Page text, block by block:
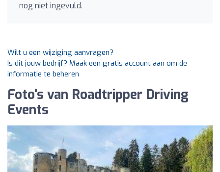
nog niet ingevuld.
Wilt u een wijziging aanvragen?
Is dit jouw bedrijf? Maak een gratis account aan om de
informatie te beheren
Foto's van Roadtripper Driving
Events